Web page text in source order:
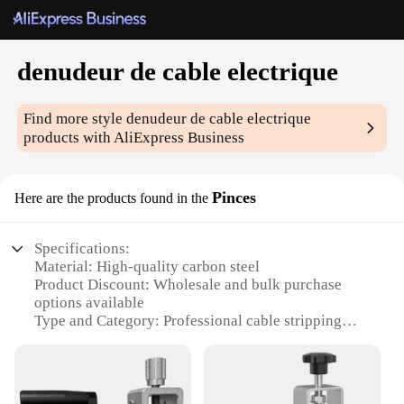
denudeur de cable electrique
Find more styledenudeur de cable electrique
products with AliExpress Business
Here are the products found in the Pinces
Specifications:
Material: High-quality carbon steel
Product Discount: Wholesale and bulk purchase
options available
Type and Category: Professional cable stripping
Design and Style: Ergonomic and easy-to-use
Usage and Purpose: Ideal for electricians and DIY
enthusiasts